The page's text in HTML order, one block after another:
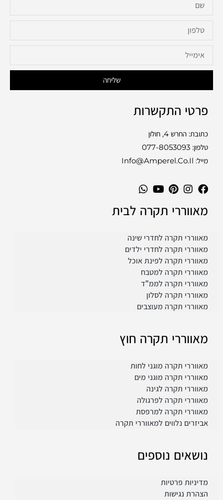
שליחה
פרטי התקשרות
כתובת: החרש 4, חולון
טלפון: 077-8053093
מייל: Info@amperel.co.il
מאווררי תקרה לבית
מאווררי תקרה לחדרי שינה
מאווררי תקרה לחדרי ילדים
מאווררי תקרה לפינת אוכל
מאווררי תקרה למטבח
מאווררי תקרה לממ”ד
מאווררי תקרה לסלון
מאווררי תקרה מעוצבים
מאווררי תקרה חוץ
מאווררי תקרה מוגני לחות
מאווררי תקרה מוגני מים
מאווררי תקרה לגינה
מאווררי תקרה לפרגולה
מאווררי תקרה למרפסת
אביזרים נלווים למאווררי תקרה
נושאים נוספים
מדיניות פרטיות
הצהרת נגישות